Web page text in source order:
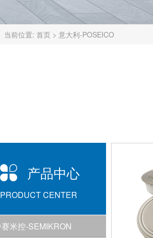
当前位置: 首页 > 意大利-POSEICO
产品中心
PRODUCT CENTER
赛米控-SEMIKRON